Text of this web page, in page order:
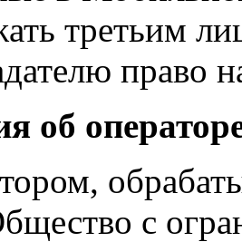
третьим
право
об
с